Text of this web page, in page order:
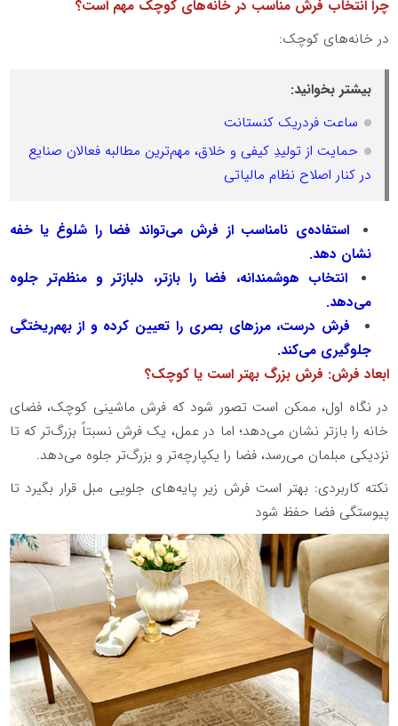
چرا انتخاب فرش مناسب در خانه‌های کوچک مهم است؟
در خانه‌های کوچک:
بیشتر بخوانید:
ساعت فردریک کنستانت
حمایت از تولیدِ کیفی و خلاق، مهم‌ترین مطالبه فعالان صنایع
در کنار اصلاح نظام مالیاتی
استفاده‌ی نامناسب از فرش می‌تواند فضا را شلوغ یا خفه
نشان دهد.
انتخاب هوشمندانه، فضا را بازتر، دلبازتر و منظم‌تر جلوه
می‌دهد.
فرش درست، مرزهای بصری را تعیین کرده و از بهم‌ریختگی
جلوگیری می‌کند.
ابعاد فرش: فرش بزرگ بهتر است یا کوچک؟
در نگاه اول، ممکن است تصور شود که فرش ماشینی کوچک، فضای
خانه را بازتر نشان می‌دهد؛ اما در عمل، یک فرش نسبتاً بزرگ‌تر که تا
نزدیکی مبلمان می‌رسد، فضا را یکپارچه‌تر و بزرگ‌تر جلوه می‌دهد.
نکته کاربردی: بهتر است فرش زیر پایه‌های جلویی مبل قرار بگیرد تا
پیوستگی فضا حفظ شود